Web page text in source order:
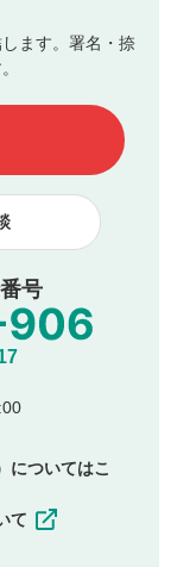
え、掲載となり
や掲載されない
への掲載をもっ
さい。
容は、掲載を
の投稿
稿
定できる情報の
告・宣伝を目
の知的財産
稿
削除はできま
ます。署名・捺
号
についてはこ
て